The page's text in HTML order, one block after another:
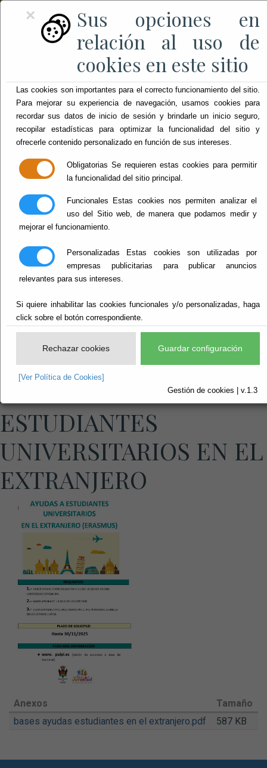
×
Sus opciones en
relación al uso de
cookies en este sitio
Las cookies son importantes para el correcto funcionamiento del sitio.
Para mejorar su experiencia de navegación, usamos cookies para
recordar sus datos de inicio de sesión y brindarle un inicio seguro,
recopilar estadísticas para optimizar la funcionalidad del sitio y
ofrecerle contenido personalizado en función de sus intereses.
Obligatorias Se requieren estas cookies para permitir
la funcionalidad del sitio principal.
Funcionales Estas cookies nos permiten analizar el
uso del Sitio web, de manera que podamos medir y
mejorar el funcionamiento.
Personalizadas Estas cookies son utilizadas por
empresas publicitarias para publicar anuncios
relevantes para sus intereses.
Si quiere inhabilitar las cookies funcionales y/o personalizadas, haga
click sobre el botón correspondiente.
Rechazar cookies Guardar configuración
[Ver Política de Cookies]
Gestión de cookies | v.1.3
AYUDAS E
ESTUDIANTES
UNIVERSITARIOS EN EL
EXTRANJERO
Anexos
Tamaño
bases ayudas estudiantes en el extranjero.pdf
587 KB